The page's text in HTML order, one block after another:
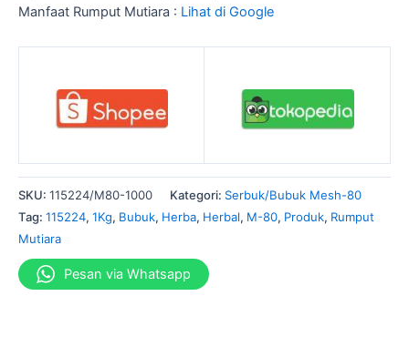
Manfaat Rumput Mutiara : Lihat di Google
SKU: 115224/M80-1000 Kategori: Serbuk/Bubuk Mesh-80
Tag: 115224, 1Kg, Bubuk, Herba, Herbal, M-80, Produk, Rumput
Mutiara
Pesan via Whatsapp